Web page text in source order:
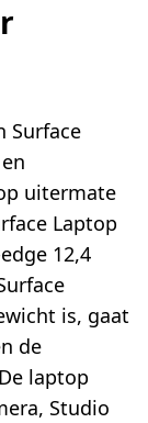
Surface
uitermate
Laptop
12,4
is, gaat
de
laptop
Studio